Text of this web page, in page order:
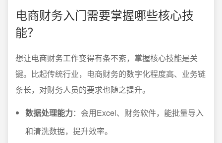
电商财务入门需要掌握哪些核心技
能？
想让电商财务工作变得有条不紊，掌握核心技能是关
键。比起传统行业，电商财务的数字化程度高、业务链
条长，对财务人员的要求也随之提升。
数据处理能力：会用Excel、财务软件，能批量导入
和清洗数据，提升效率。